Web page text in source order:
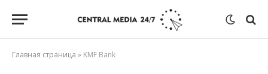
Главная страница » KMF Bank